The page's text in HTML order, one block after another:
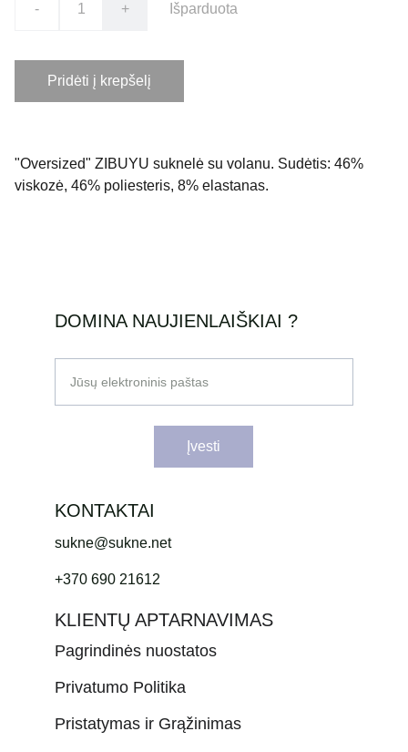
- + Išparduota
Pridėti į krepšelį
"Oversized" ZIBUYU suknelė su volanu. Sudėtis: 46%
viskozė, 46% poliesteris, 8% elastanas.
KONTAKTAI
Įvesti
sukne@sukne.net
DOMINA NAUJIENLAIŠKIAI ?
+370 690 21612
KLIENTŲ APTARNAVIMAS
Pagrindinės nuostatos
Privatumo Politika
Pristatymas ir Grąžinimas